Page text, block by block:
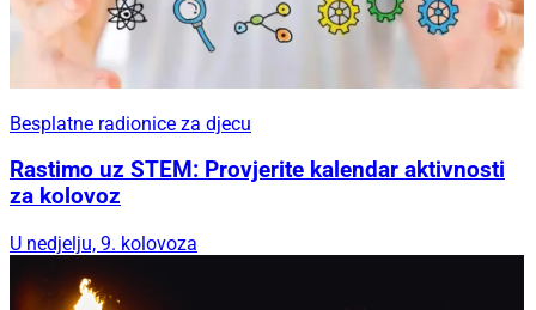
Besplatne radionice za djecu
Rastimo uz STEM: Provjerite kalendar aktivnosti
za kolovoz
U nedjelju, 9. kolovoza